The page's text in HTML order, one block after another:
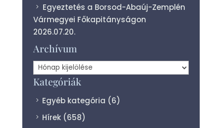
Egyeztetés a Borsod-Abaúj-Zemplén
Vármegyei Főkapitányságon
2026.07.20.
Archívum
Archívum
Kategóriák
Egyéb kategória (6)
Hírek (658)